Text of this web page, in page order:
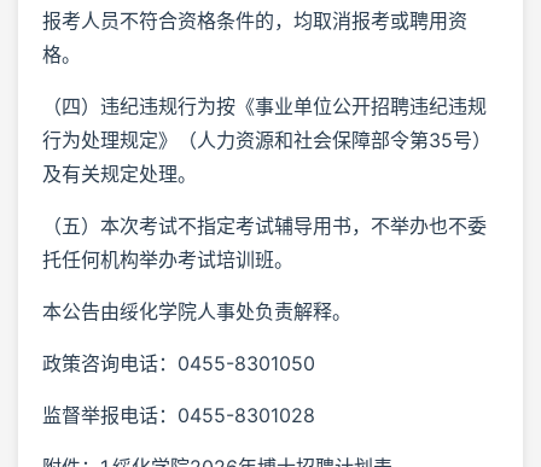
报考人员不符合资格条件的，均取消报考或聘用资
格。
（四）违纪违规行为按《事业单位公开招聘违纪违规
行为处理规定》（人力资源和社会保障部令第35号）
及有关规定处理。
（五）本次考试不指定考试辅导用书，不举办也不委
托任何机构举办考试培训班。
本公告由绥化学院人事处负责解释。
政策咨询电话：0455-8301050
监督举报电话：0455-8301028